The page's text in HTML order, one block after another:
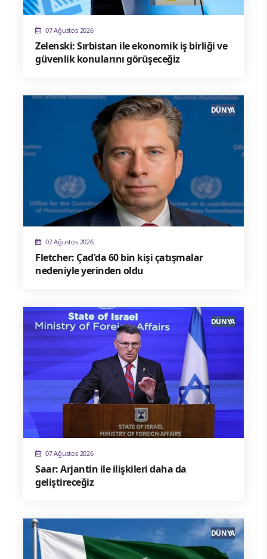
07 Ağustos 2026
Zelenski: Sırbistan ile ekonomik iş birliği ve
güvenlik konularını görüşeceğiz
07 Ağustos 2026
Fletcher: Çad'da 60 bin kişi çatışmalar
nedeniyle yerinden oldu
DÜNYA
07 Ağustos 2026
Saar: Arjantin ile ilişkileri daha da
geliştireceğiz
DÜNYA
DÜNYA